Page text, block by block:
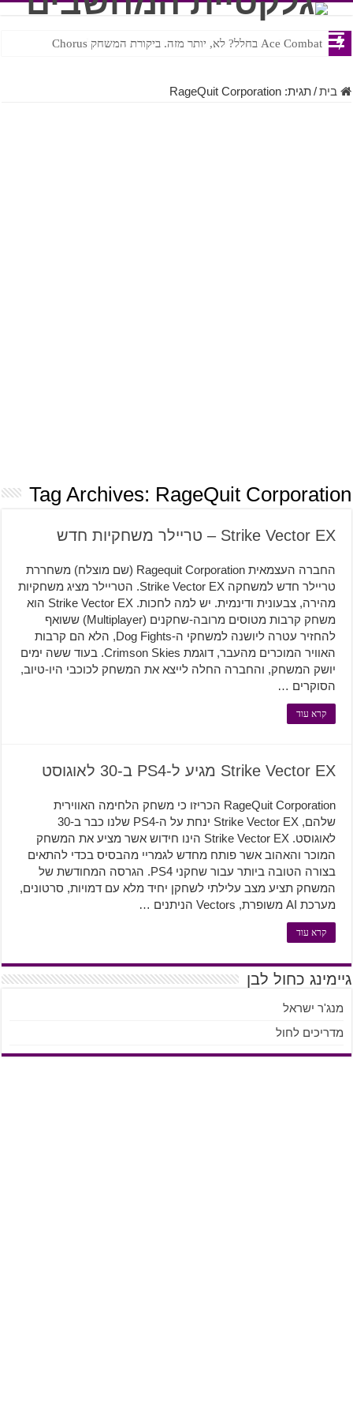
Ace Combat בחלל? לא, יותר מזה. ביקורת המשחק Chorus
Steven Universe והשירים שתורגמו בצורה נוראית לעברית
בית/תגית:RageQuit Corporation
Tag Archives: RageQuit Corporation
Strike Vector EX – טריילר משחקיות חדש
החברה העצמאית Ragequit Corporation (שם מוצלח) משחררת
טריילר חדש למשחקה Strike Vector EX. הטריילר מציג משחקיות
מהירה, צבעונית ודינמית. יש למה לחכות. Strike Vector EX הוא
משחק קרבות מטוסים מרובה-שחקנים (Multiplayer) ששואף
להחזיר עטרה ליושנה למשחקי ה-Dog Fights, הלא הם קרבות
האוויר המוכרים מהעבר, דוגמת Crimson Skies. בעוד ששה ימים
יושק המשחק, והחברה החלה לייצא את המשחק לכוכבי היו-טיוב,
הסוקרים …
קרא עוד
Strike Vector EX מגיע ל-PS4 ב-30 לאוגוסט
RageQuit Corporation הכריזו כי משחק הלחימה האווירית
שלהם, Strike Vector EX ינחת על ה-PS4 שלנו כבר ב-30
לאוגוסט. Strike Vector EX הינו חידוש אשר מציע את המשחק
המוכר והאהוב אשר פותח מחדש לגמריי מהבסיס בכדי להתאים
בצורה הטובה ביותר עבור שחקני PS4. הגרסה המחודשת של
המשחק תציע מצב עלילתי לשחקן יחיד מלא עם דמויות, סרטונים,
מערכת AI משופרת, Vectors הניתנים …
קרא עוד
גיימינג כחול לבן
מנג'ר ישראל
מדריכים לחול